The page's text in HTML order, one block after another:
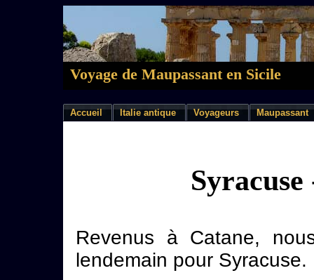
Voyage de Maupassant en Sicile
Accueil Italie antique Voyageurs Maupassant
Revenus à Catane,
lendemain pour Syracuse.